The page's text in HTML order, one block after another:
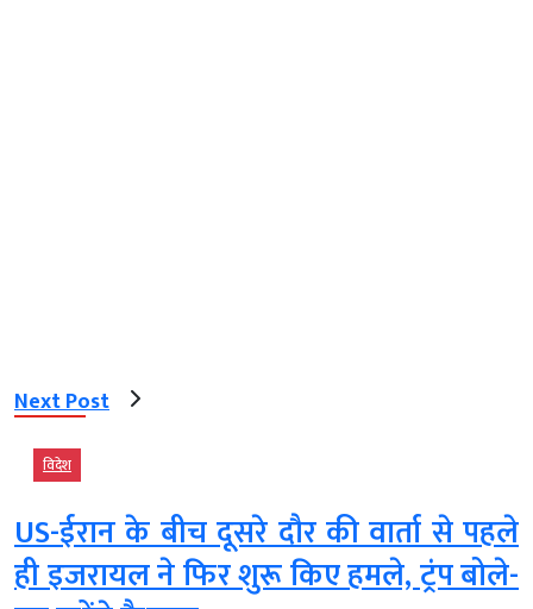
Next Post
विदेश
US-ईरान के बीच दूसरे दौर की वार्ता से पहले
ही इजरायल ने फिर शुरू किए हमले, ट्रंप बोले-